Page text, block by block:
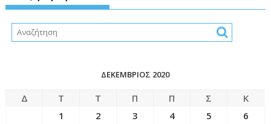
ΔΕΚΈΜΒΡΙΟΣ 2020
Δ Τ Τ Π Π Σ
Κ
1
2 3 4 5
6